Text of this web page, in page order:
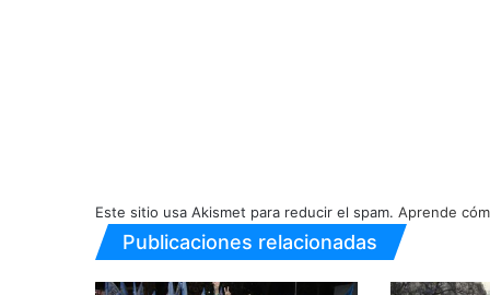
Este sitio usa Akismet para reducir el spam. Aprende
Publicaciones relacionadas